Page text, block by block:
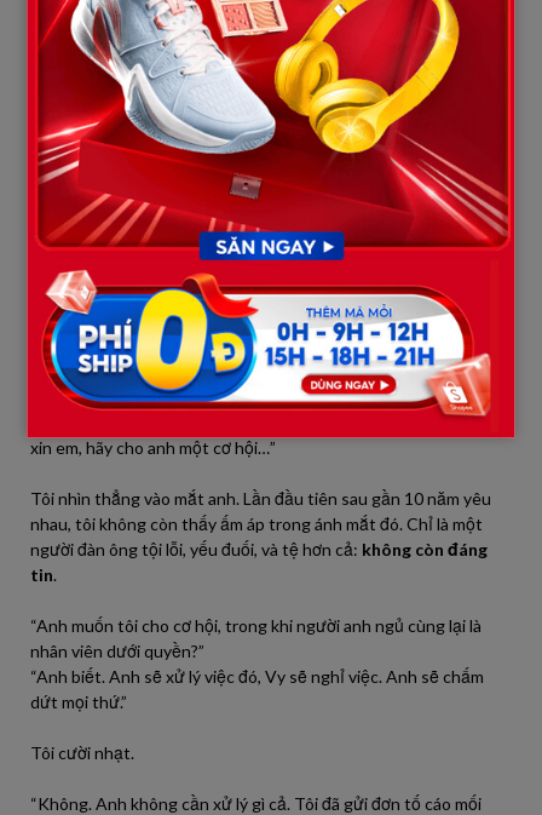
Ba ngày để suy nghĩ– đó là hạn cuối tôi cho Thành.
Tôi rời khỏi nhà, về bên ngoại lấy cớ thăm con. Tôi cần khoảng
lặng để nhìn lại tất cả. Không phải để níu kéo, mà để chuẩn bị
dứt bỏ một cách ngẩng cao đầu.
Trong ba ngày ấy, Thành gọi, nhắn, thậm chí đến tận nhà mẹ đẻ
tôi. Tôi không trả lời bất cứ lời nào. Tôi cần anh ta hiểu cảm
giácbị bỏ rơinhư tôi đã từng – trong chính ngôi nhà của mình,
trên chiếc giường từng là biểu tượng của tình yêu và sự gắn kết.
Tôi hẹn Thành ra quán cà phê quen thuộc – nơi trước kia hai vợ
chồng từng kỷ niệm những ngày đặc biệt. Anh đến trước, nhìn
tiều tụy và hối hận.
“Ngọc… anh sai rồi. Anh không có lý do gì để bào chữa. Nhưng
xin em, hãy cho anh một cơ hội…”
Tôi nhìn thẳng vào mắt anh. Lần đầu tiên sau gần 10 năm yêu
nhau, tôi không còn thấy ấm áp trong ánh mắt đó. Chỉ là một
người đàn ông tội lỗi, yếu đuối, và tệ hơn cả: không còn đáng
tin.
“Anh muốn tôi cho cơ hội, trong khi người anh ngủ cùng lại là
nhân viên dưới quyền?”
“Anh biết. Anh sẽ xử lý việc đó, Vy sẽ nghỉ việc. Anh sẽ chấm
dứt mọi thứ.”
Tôi cười nhạt.
“Không. Anh không cần xử lý gì cả. Tôi đã gửi đơn tố cáo mối